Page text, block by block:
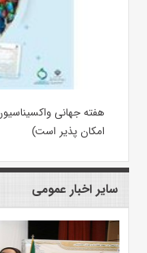
هفته جهانی
امکان پذیر است)
سایر اخبار عمومی